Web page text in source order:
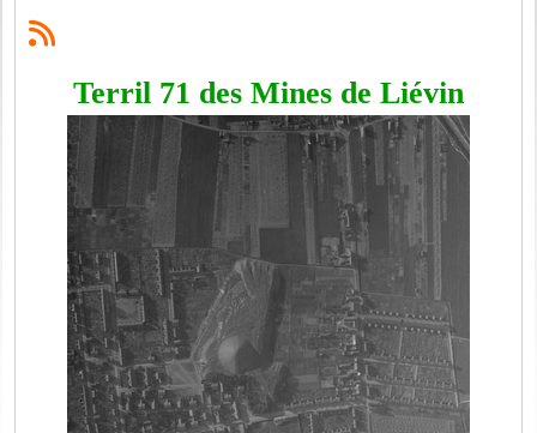
Terril 71 des Mines de Liévin